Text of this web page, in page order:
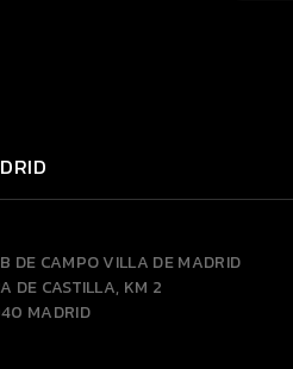
DE CAMPO VILLA DE MADRID
DE CASTILLA, KM 2
MADRID